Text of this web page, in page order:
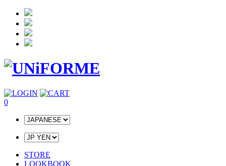
0
STORE
LOOKBOOK